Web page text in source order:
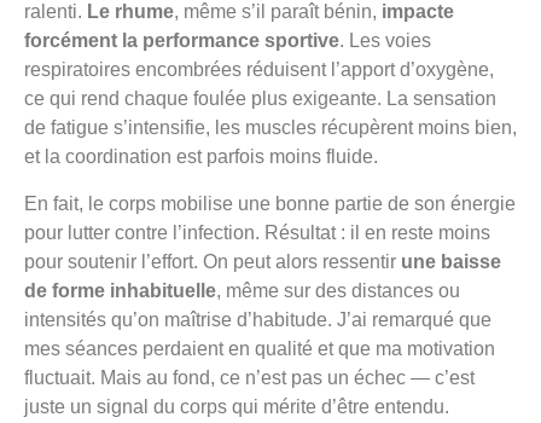
ralenti. Le rhume, même s’il paraît bénin, impacte
forcément la performance sportive. Les voies
respiratoires encombrées réduisent l’apport d’oxygène,
ce qui rend chaque foulée plus exigeante. La sensation
de fatigue s’intensifie, les muscles récupèrent moins bien,
et la coordination est parfois moins fluide.
En fait, le corps mobilise une bonne partie de son énergie
pour lutter contre l’infection. Résultat : il en reste moins
pour soutenir l’effort. On peut alors ressentir une baisse
de forme inhabituelle, même sur des distances ou
intensités qu’on maîtrise d’habitude. J’ai remarqué que
mes séances perdaient en qualité et que ma motivation
fluctuait. Mais au fond, ce n’est pas un échec — c’est
juste un signal du corps qui mérite d’être entendu.